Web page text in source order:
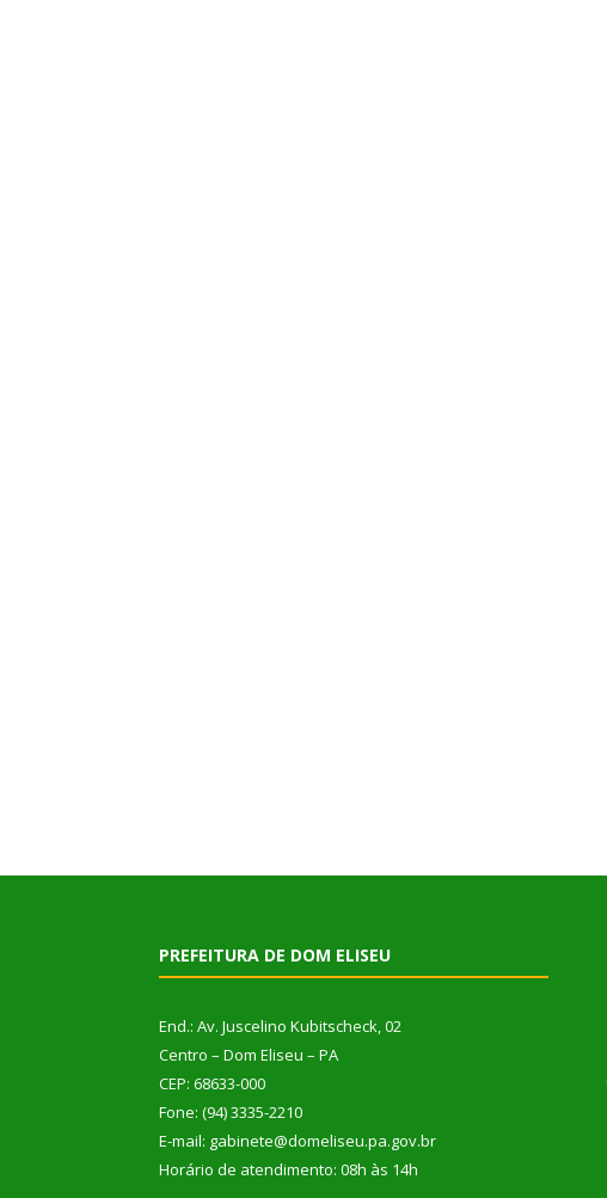
PREFEITURA DE DOM ELISEU
End.: Av. Juscelino Kubitscheck, 02
Centro – Dom Eliseu – PA
CEP: 68633-000
Fone: (94) 3335-2210
E-mail: gabinete@domeliseu.pa.gov.br
Horário de atendimento: 08h às 14h